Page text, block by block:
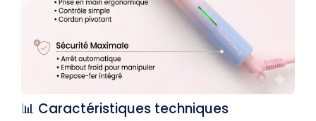
📊 Caractéristiques techniques